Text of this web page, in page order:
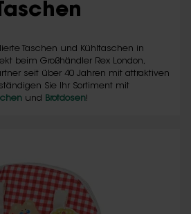
Taschen und Kühltaschen in
beim Großhändler Rex London,
seit über 40 Jahren mit attraktiven
Sie Ihr Sortiment mit
und Brotdosen!